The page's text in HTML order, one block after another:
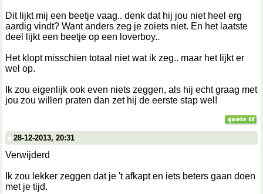
Dit lijkt mij een beetje vaag.. denk dat hij jou niet heel erg
aardig vindt? Want anders zeg je zoiets niet. En het laatste
deel lijkt een beetje op een loverboy..
Het klopt misschien totaal niet wat ik zeg.. maar het lijkt er
wel op.
Ik zou eigenlijk ook even niets zeggen, als hij echt graag met
jou zou willen praten dan zet hij de eerste stap wel!
28-12-2013, 20:31
Verwijderd
Ik zou lekker zeggen dat je 't afkapt en iets beters gaan doen
met je tijd.